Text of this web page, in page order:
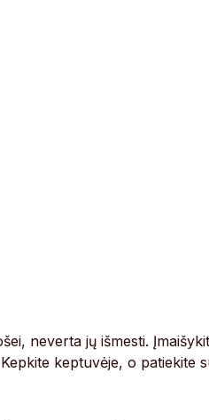
neverta jų išmesti.
keptuvėje, o patiekite